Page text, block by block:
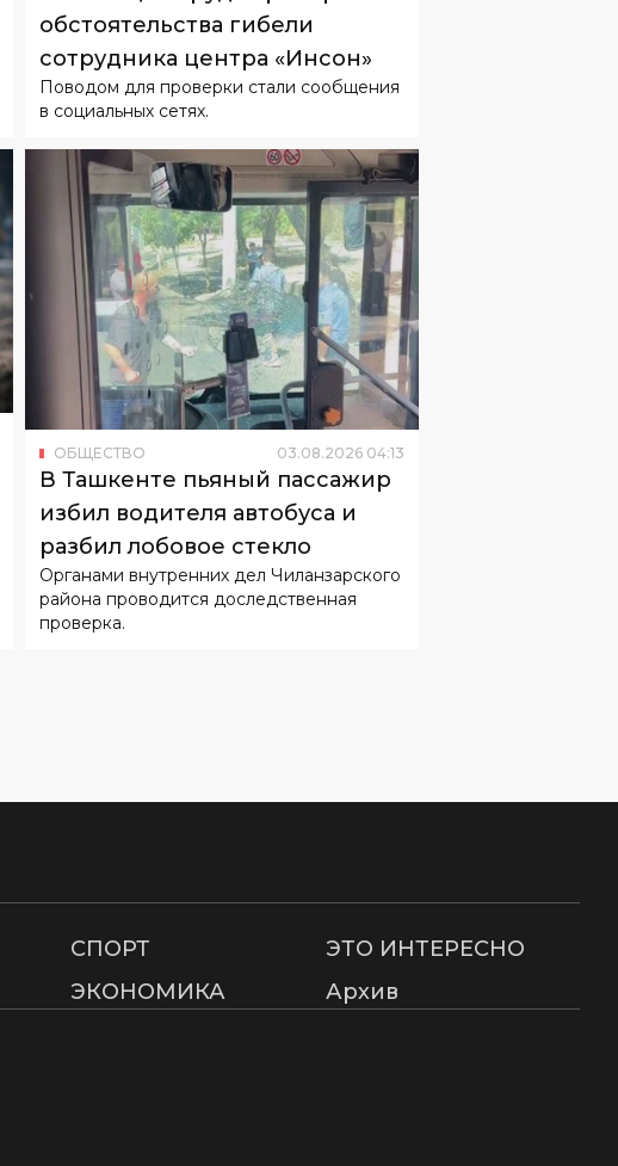
обстоятельства гибели
сотрудника центра «Инсон»
Поводом для проверки стали сообщения
в социальных сетях.
ОБЩЕСТВО 03.08.2026 04:13
В Ташкенте пьяный пассажир
избил водителя автобуса и
разбил лобовое стекло
Органами внутренних дел Чиланзарского
района проводится доследственная
проверка.
СПОРТ
ЭТО ИНТЕРЕСНО
ЭКОНОМИКА Архив